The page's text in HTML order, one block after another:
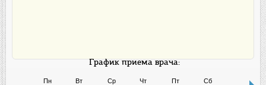
График приема врача:
Пн
Вт
Ср
Чт
Пт
Сб